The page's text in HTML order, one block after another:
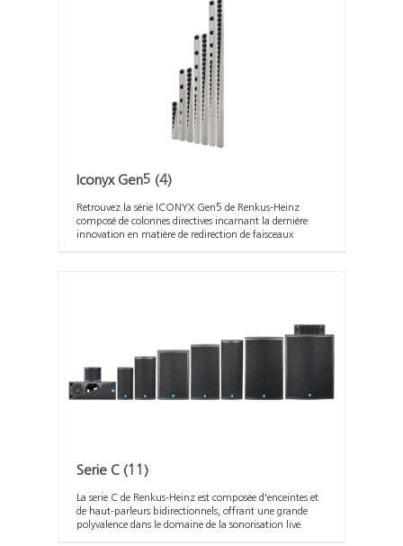
Iconyx Gen5 (4)
Retrouvez la série ICONYX Gen5 de Renkus-Heinz
composé de colonnes directives incarnant la dernière
innovation en matière de redirection de faisceaux
Serie C (11)
La serie C de Renkus-Heinz est composée d'enceintes et
de haut-parleurs bidirectionnels, offrant une grande
polyvalence dans le domaine de la sonorisation live.